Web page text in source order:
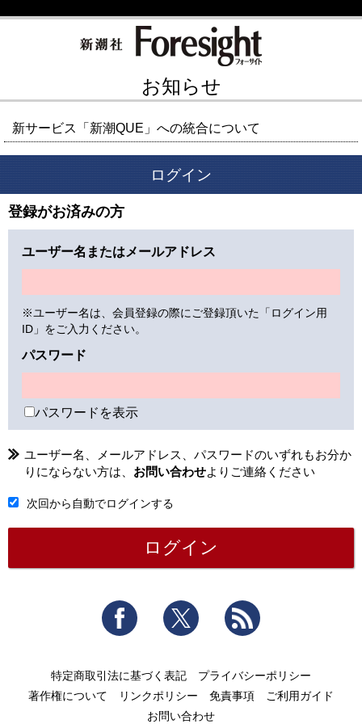
お知らせ
新サービス「新潮QUE」への統合について
ログイン
登録がお済みの方
ユーザー名またはメールアドレス
※ユーザー名は、会員登録の際にご登録頂いた「ログイン用
ID」をご入力ください。
パスワード
パスワードを表示
ユーザー名、メールアドレス、パスワードのいずれもお分か
りにならない方は、 お問い合わせよりご連絡ください
次回から自動でログインする
Facebook Twitter
特定商取引法に基づく表記
プライバシーポリシー
著作権について
リンクポリシー 免責事項
ご利用ガイド
お問い合わせ